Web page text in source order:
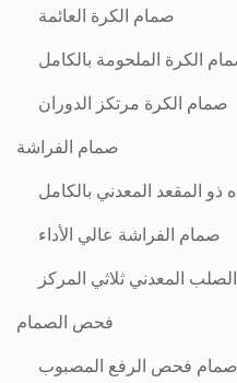
صمام الكرة العائمة
الكرة الملحومة بالكامل
صمام الكرة مرتكز الدوران
صمام الفراشة
ذو المقعد المعدني بالكامل
صمام الفراشة عالي الأداء
المعدني ثلاثي المركز
فحص الصمام
صمام فحص الرفع المصبوب